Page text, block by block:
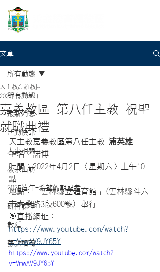
文章
所有動態
最新消息
活動快訊
人事相關
教宗出訪
2025禧年-希望的朝聖者
研習課程
教廷
募款相關
所有動態
嘉義教區 第八任主教 祝聖
就職典禮
天主教高雄教區
2022年3月31日
天主教嘉義教區第八任主教 浦英雄
聖名：諾博
時間：2022年4月2日〈星期六〉上午10
點
地點：「雲林縣立體育館」(雲林縣斗六
市大學路3段600號) 舉行
🎯直播網址：
https://www.youtube.com/watch?
v=VmwAV9JY65Y
https://www.youtube.com/watch?
v=VmwAV9JY65Y